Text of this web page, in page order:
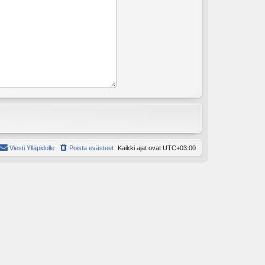
Kaikki ajat ovat UTC+03:00
Poista evästeet
Viesti Ylläpidolle